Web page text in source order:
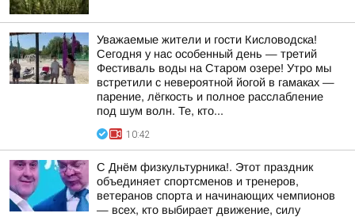
Уважаемые жители и гости Кисловодска!
Сегодня у нас особенный день — третий
Фестиваль воды на Старом озере! Утро мы
встретили с невероятной йогой в гамаках —
парение, лёгкость и полное расслабление
под шум волн. Те, кто...
10:42
С Днём физкультурника!. Этот праздник
объединяет спортсменов и тренеров,
ветеранов спорта и начинающих чемпионов
— всех, кто выбирает движение, силу